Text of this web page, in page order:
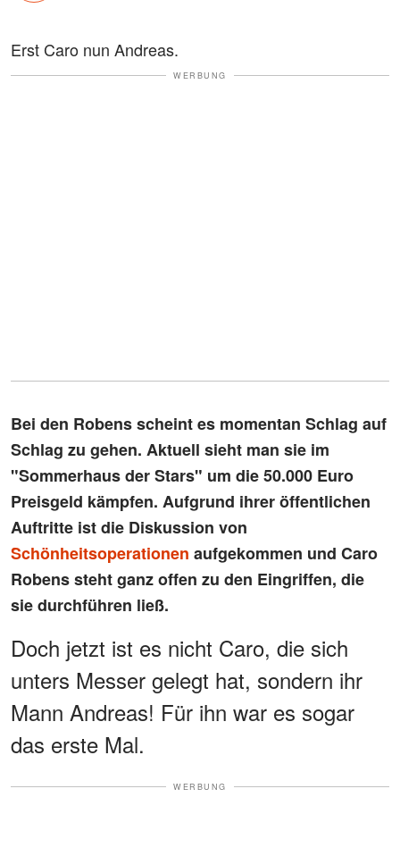
Erst Caro nun Andreas.
WERBUNG
Bei den Robens scheint es momentan Schlag auf
Schlag zu gehen. Aktuell sieht man sie im
"Sommerhaus der Stars" um die 50.000 Euro
Preisgeld kämpfen. Aufgrund ihrer öffentlichen
Auftritte ist die Diskussion von
Schönheitsoperationen aufgekommen und Caro
Robens steht ganz offen zu den Eingriffen, die
sie durchführen ließ.
Doch jetzt ist es nicht Caro, die sich
unters Messer gelegt hat, sondern ihr
Mann Andreas! Für ihn war es sogar
das erste Mal.
WERBUNG